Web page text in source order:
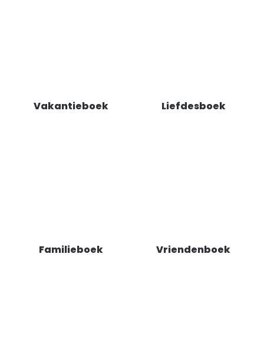
Vakantieboek Liefdesboek
Familieboek Vriendenboek